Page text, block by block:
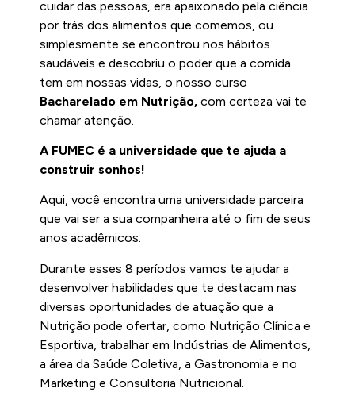
cuidar das pessoas, era apaixonado pela ciência
por trás dos alimentos que comemos, ou
simplesmente se encontrou nos hábitos
saudáveis e descobriu o poder que a comida
tem em nossas vidas, o nosso curso
Bacharelado em Nutrição, com certeza vai te
chamar atenção.
A FUMEC é a universidade que te ajuda a
construir sonhos!
Aqui, você encontra uma universidade parceira
que vai ser a sua companheira até o fim de seus
anos acadêmicos.
Durante esses 8 períodos vamos te ajudar a
desenvolver habilidades que te destacam nas
diversas oportunidades de atuação que a
Nutrição pode ofertar, como Nutrição Clínica e
Esportiva, trabalhar em Indústrias de Alimentos,
a área da Saúde Coletiva, a Gastronomia e no
Marketing e Consultoria Nutricional.